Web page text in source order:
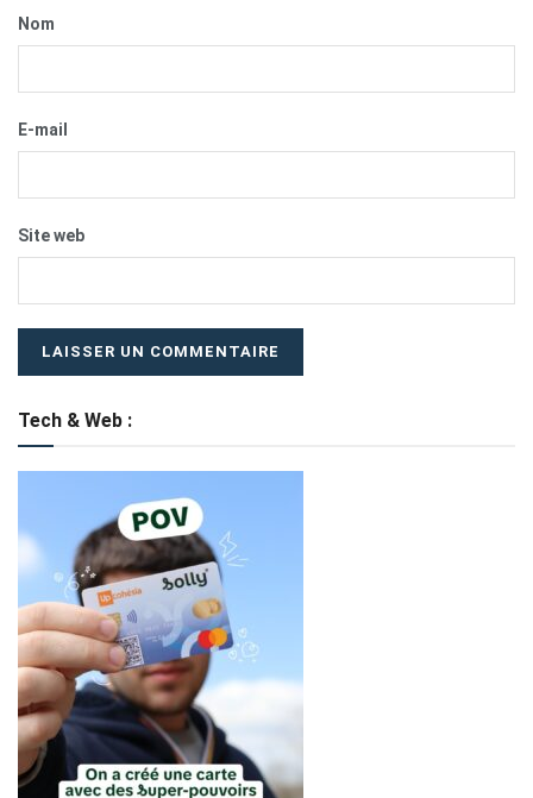
Nom
E-mail
Site web
Tech & Web :